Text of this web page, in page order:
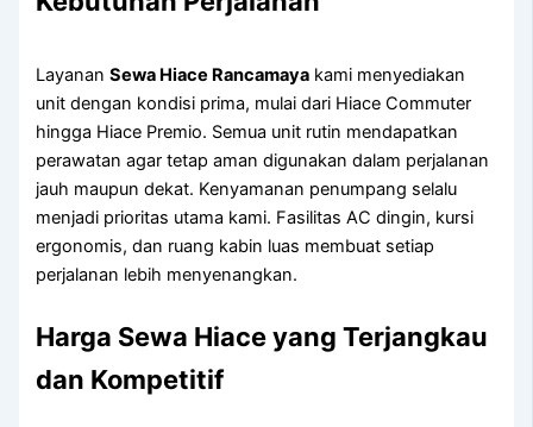
LayananSewa Hiace Rancamaya kami menyediakan
unit dengan kondisi prima, mulai dari Hiace Commuter
hingga Hiace Premio. Semua unit rutin mendapatkan
perawatan agar tetap aman digunakan dalam perjalanan
jauh maupun dekat. Kenyamanan penumpang selalu
menjadi prioritas utama kami. Fasilitas AC dingin, kursi
ergonomis, dan ruang kabin luas membuat setiap
perjalanan lebih menyenangkan.
Harga Sewa Hiace yang Terjangkau
dan Kompetitif